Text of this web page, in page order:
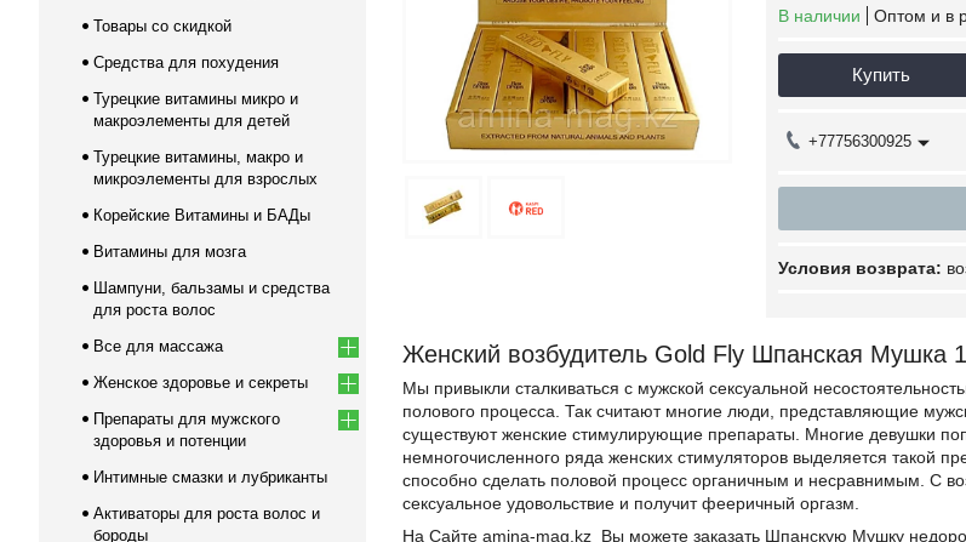
В наличии Оптом и в
Купить
+77756300925
Женский возбудитель Gold Fly Шпанская Мушка
Мы привыкли сталкиваться с мужской сексуальной
полового процесса. Так считают многие люди, представляющие
существуют женские стимулирующие препараты. Многие девушки
немногочисленного ряда женских стимуляторов выделяется такой
способно сделать половой процесс органичным и несравнимым. С
сексуальное удовольствие и получит фееричный оргазм.
На Сайте amina-mag.kz Вы можете заказать Шпанскую Мушку
Товары со скидкой
Средства для похудения
Турецкие витамины микро и
макроэлементы для детей
Турецкие витамины, макро и
микроэлементы для взрослых
Корейские Витамины и БАДы
Витамины для мозга
Шампуни, бальзамы и средства
для роста волос
Все для массажа
Женское здоровье и секреты
Препараты для мужского
здоровья и потенции
Интимные смазки и лубриканты
Активаторы для роста волос и
бороды